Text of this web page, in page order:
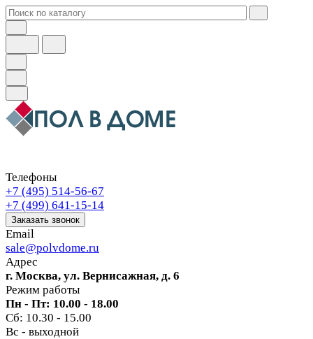
Телефоны
+7 (495) 514-56-67
+7 (499) 641-15-14
Заказать звонок
Email
sale@polvdome.ru
Адрес
г. Москва, ул. Вернисажная, д. 6
Режим работы
Пн - Пт: 10.00 - 18.00
Сб: 10.30 - 15.00
Вс - выходной